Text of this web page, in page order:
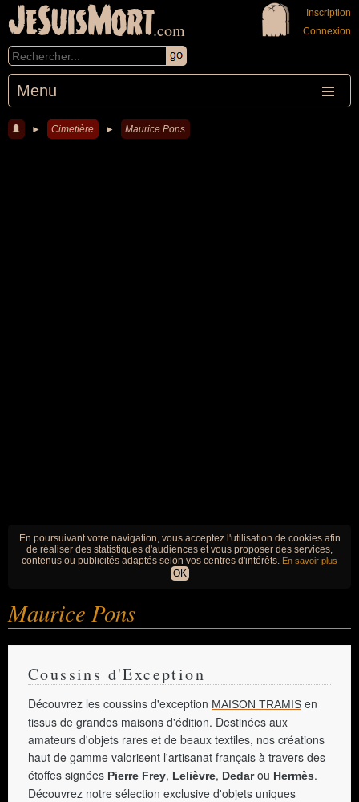
JeSuisMort.com
Menu
Inscription
Connexion
► Cimetière ► Maurice Pons
En poursuivant votre navigation, vous acceptez l'utilisation de cookies afin
de réaliser des statistiques d'audiences et vous proposer des services,
contenus ou publicités adaptés selon vos centres d'intérêts. En savoir plus
OK
Maurice Pons
Coussins d'Exception
Découvrez les coussins d'exception MAISON TRAMIS en
tissus de grandes maisons d'édition. Destinées aux
amateurs d'objets rares et de beaux textiles, nos créations
haut de gamme valorisent l'artisanat français à travers des
étoffes signées Pierre Frey, Lelièvre, Dedarou Hermès.
Découvrez notre sélection exclusive d'objets uniques